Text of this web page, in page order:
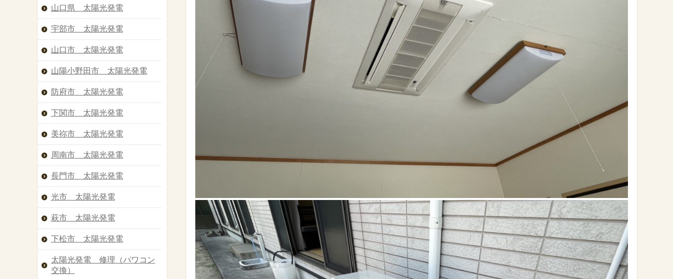
山口県 太陽光発電
宇部市 太陽光発電
山口市 太陽光発電
山陽小野田市 太陽光発電
防府市 太陽光発電
下関市 太陽光発電
美祢市 太陽光発電
周南市 太陽光発電
長門市 太陽光発電
光市 太陽光発電
萩市 太陽光発電
下松市 太陽光発電
太陽光発電 修理（パワコン
交換）